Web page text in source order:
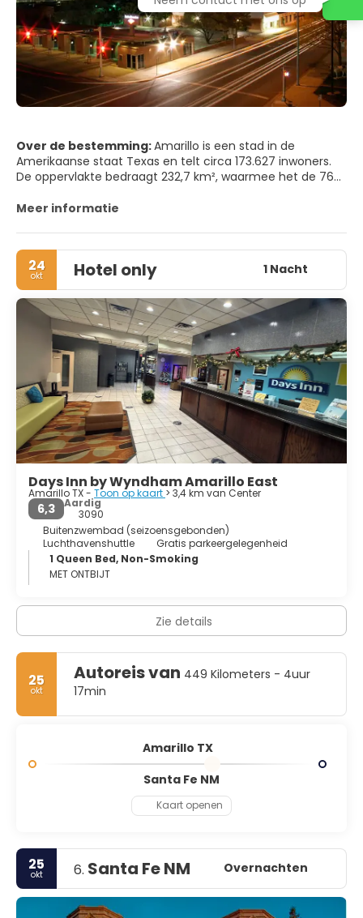
Over de bestemming:Amarillo is een stad in de
Amerikaanse staat Texas en telt circa 173.627 inwoners.
De oppervlakte bedraagt 232,7 km², waarmee het de 76e
helium velden. Nu is het een van de grootste
Meer informatie
24
okt Hotel only 1 Nacht
Days Inn by Wyndham Amarillo East
Amarillo TX - Toon op kaart > 3,4 km van Center
6,3
Aardig
3090
Buitenzwembad (seizoensgebonden)
Luchthavenshuttle
Gratis parkeergelegenheid
1 Queen Bed, Non-Smoking
MET ONTBIJT
Zie details
25
okt
Autoreis van 449 Kilometers - 4uur
17min
Amarillo TX
Santa Fe NM
Kaart openen
25
okt 6. Santa Fe NM Overnachten